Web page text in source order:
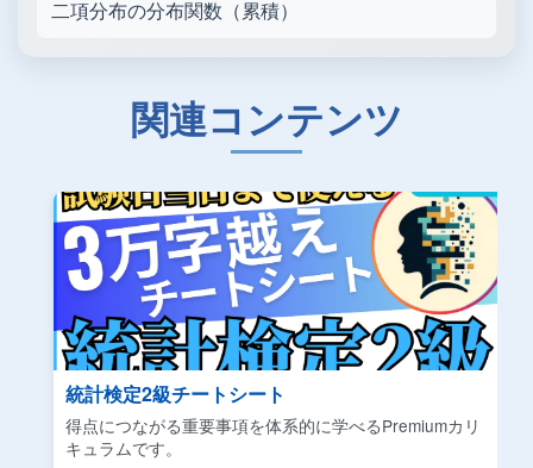
二項分布の分布関数（累積）
関連コンテンツ
カリ
Youtube|聞き流しデータサイエンス
隙間時間に概念をサクッと理解できるコンテンツ